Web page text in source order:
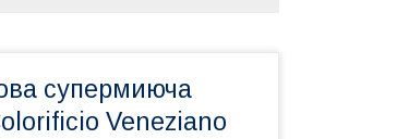
супермиюча
Veneziano